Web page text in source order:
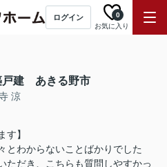
ログイン
お気に入り
0
建 あきる野市
涼
す】
とわからないことばかりでした
ただき、こちらも質問しやすかっ